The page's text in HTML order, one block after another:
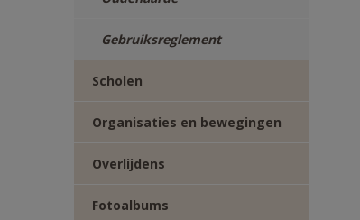
Gebruiksreglement
Scholen
Organisaties en bewegingen
Overlijdens
Fotoalbums